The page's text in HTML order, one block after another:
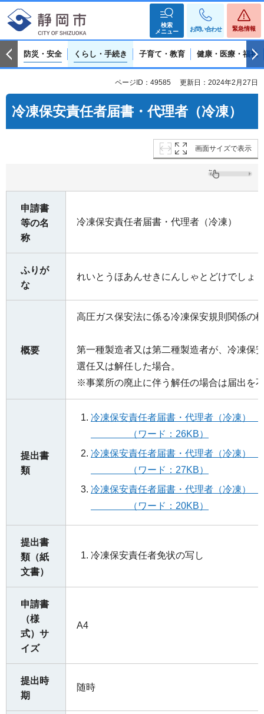
検索
メニュー
お問い合わせ 緊急情報
防災・安全 くらし・手続き 子育て・教育 健康・医療・福祉
ページID：49585 更新日：2024年2月27日
冷凍保安責任者届書・代理者（冷凍）
画面サイズで表示
申請書
等の名
称
冷凍保安責任者届書・代理者（冷凍）
ふりが
な
れいとうほあんせきにんしゃとどけでしょ
概要
高圧ガス保安法に係る冷凍保安規則関係の
第一種製造者又は第二種製造者が、冷凍保
選任又は解任した場合。
※事業所の廃止に伴う解任の場合は届出を
提出書
類
冷凍保安責任者届書・
（ワード：26KB）
冷凍保安責任者届書・
（ワード：27KB）
冷凍保安責任者届書・
（ワード：20KB）
提出書
類（紙
文書）
冷凍保安責任者免状の写し
申請書
（様
式）サ
イズ
A4
提出時
期
随時